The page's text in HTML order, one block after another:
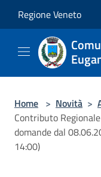
Regione Veneto
Home > Novità >
Contributo
domande dal
14:00)